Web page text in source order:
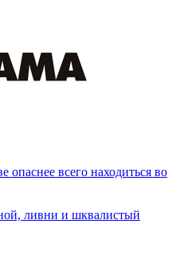
опаснее всего находиться во
ливни и шквалистый